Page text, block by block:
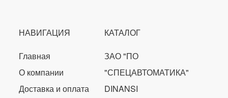
НАВИГАЦИЯ
Главная
О компании
Доставка и оплата
КАТАЛОГ
ЗАО "ПО
"СПЕЦАВТОМАТИКА"
DINANSI